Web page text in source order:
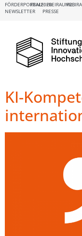
NEWSLETTER PRESSE
FÖRDERPORTALE:
FBM2020FREIRAUM23
KI-